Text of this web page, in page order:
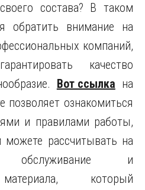
состава? В таком
обратить внимание на
компаний,
качество
Вот ссылка на
позволяет ознакомиться
и правилами работы,
рассчитывать на
обслуживание и
который